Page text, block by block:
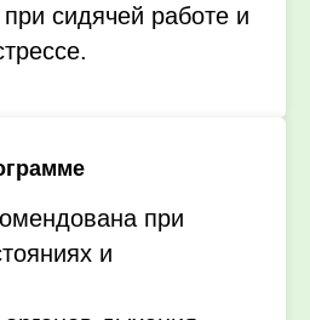
сидячей работе и
при
и